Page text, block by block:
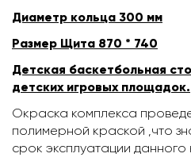
Диаметр кольца 300 мм
Размер Щита 870 * 740
Детская баскетбольная
детских игровых площадок.
Окраска комплекса
полимерной краской ,что
срок эксплуатации данного